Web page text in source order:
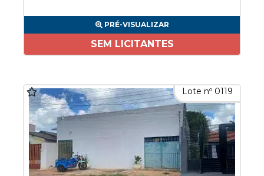
PRÉ-VISUALIZAR
SEM LICITANTES
Lote nº 0119